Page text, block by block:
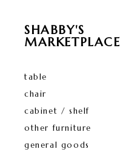
SHABBY'S
MARKETPLACE
table
chair
cabinet / shelf
other furniture
general goods